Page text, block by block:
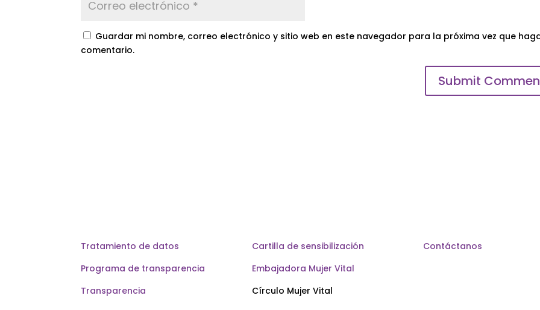
Guardar mi nombre, correo electrónico y sitio web en este navegador para la próxima vez que
comentario.
Tratamiento de datos
Programa de transparencia
Transparencia
Cartilla de sensibilización
Embajadora Mujer Vital
Círculo Mujer Vital
Contáctanos